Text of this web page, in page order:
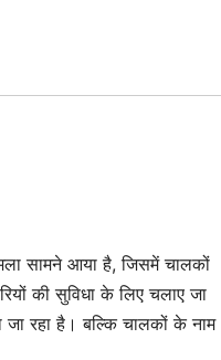
सामने आया है, जिसमें चालकों
की सुविधा के लिए चलाए जा
रहा है। बल्कि चालकों के नाम